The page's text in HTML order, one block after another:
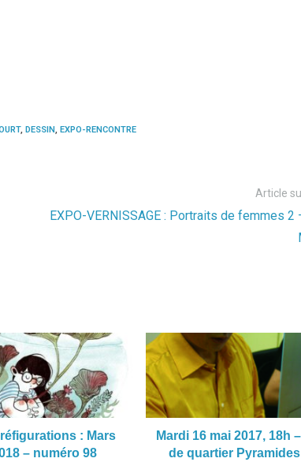
, DESSIN, EXPO-RENCONTRE
Article
EXPO-VERNISSAGE : Portraits de femmes 2
: Mars
– numéro 98
Mardi 16 mai 2017, 18h
de quartier